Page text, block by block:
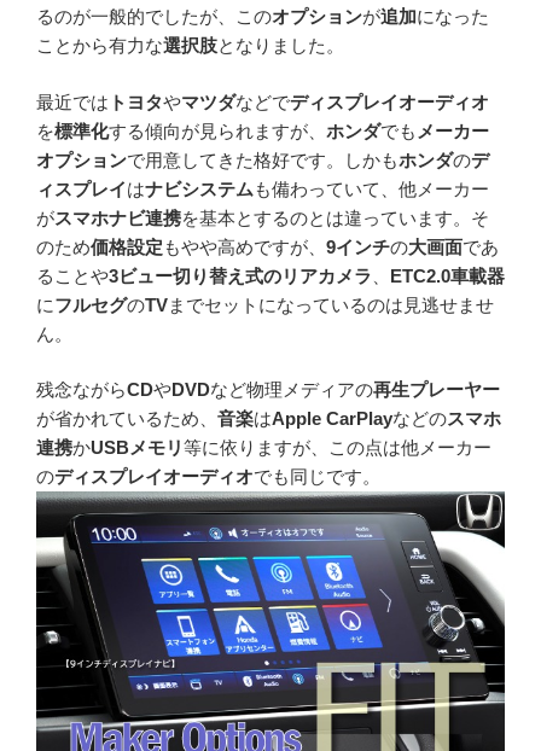
るのが一般的でしたが、このオプションが追加になった
ことから有力な選択肢となりました。
最近では トヨタやマツダなどでディスプレイオーディオ
を標準化する傾向が見られますが、 ホンダでも メーカー
オプションで用意してきた格好です。しかもホンダのデ
ィスプレイはナビシステム も備わっていて、他メーカー
がスマホナビ連携を基本とするのとは違っています。そ
のため価格設定 もやや高めですが、 9インチの大画面であ
ることや3ビュー切り替え式のリアカメラ
ETC2.0車載器
にフルセグのTVまでセットになっているのは見逃せませ
ん。
残念ながらCDやDVDなど物理メディアの再生プレーヤー
が省かれているため、 音楽はApple CarPlayなどのスマホ
連携かUSBメモリ等に依りますが、この点は他メーカー
のディスプレイオーディオでも同じです。